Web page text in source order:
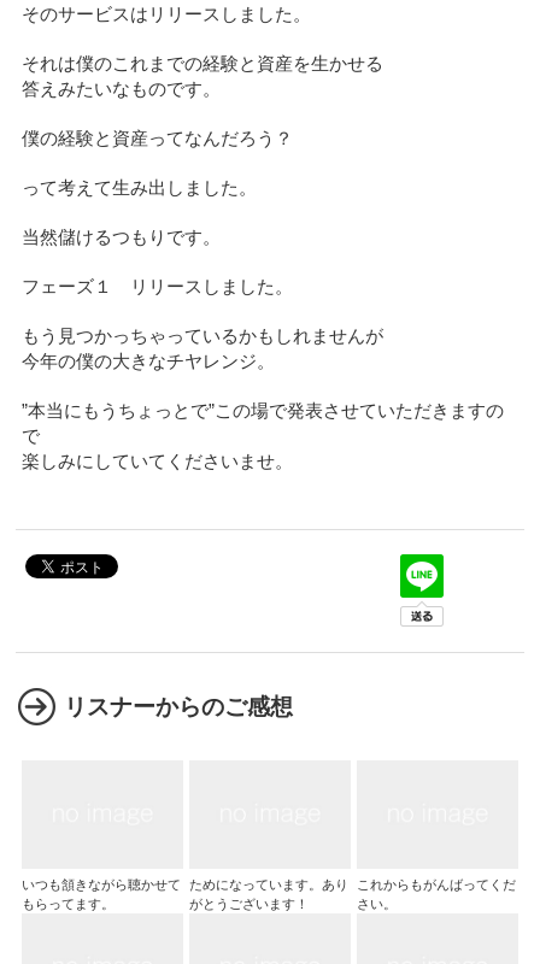
そのサービスはリリースしました。
それは僕のこれまでの経験と資産を生かせる
答えみたいなものです。
僕の経験と資産ってなんだろう？
って考えて生み出しました。
当然儲けるつもりです。
フェーズ１ リリースしました。
もう見つかっちゃっているかもしれませんが
今年の僕の大きなチヤレンジ。
”本当にもうちょっとで”この場で発表させていただきますの
で
楽しみにしていてくださいませ。
リスナーからのご感想
いつも頷きながら聴かせて
もらってます。
ためになっています。あり
がとうございます！
これからもがんばってくだ
さい。